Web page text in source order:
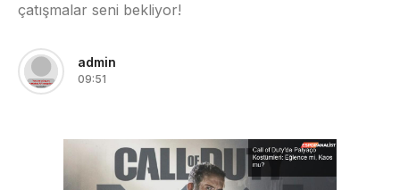
çatışmalar seni bekliyor!
admin
09:51